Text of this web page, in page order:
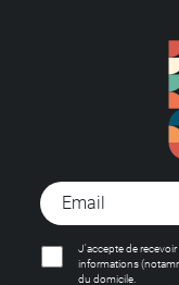
J'accepte de
informations
du domicile.